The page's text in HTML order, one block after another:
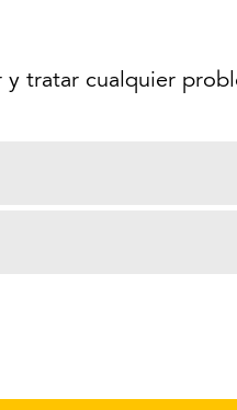
tratar cualquier